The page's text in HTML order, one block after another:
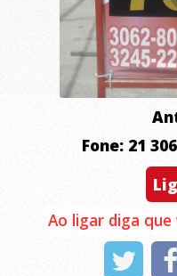
Fone: 21
Ao ligar diga que